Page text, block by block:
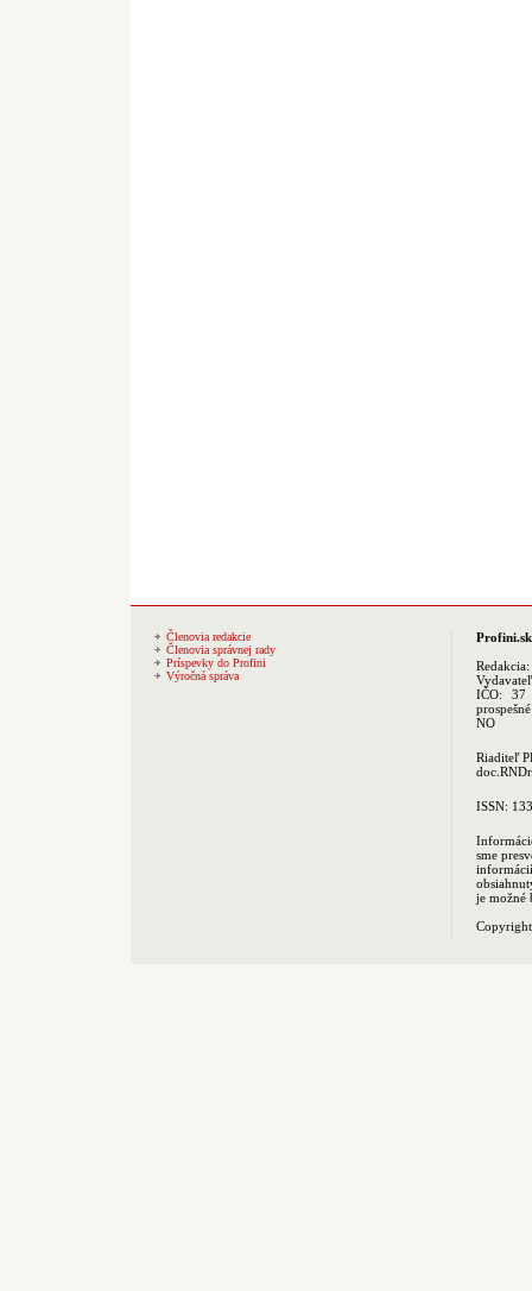
Členovia redakcie
Členovia správnej rady
Príspevky do Profini
Výročná správa
Profini.sk
Redakcia:
IČO: 37
NO
Riaditeľ
ISSN:
sme
je možné